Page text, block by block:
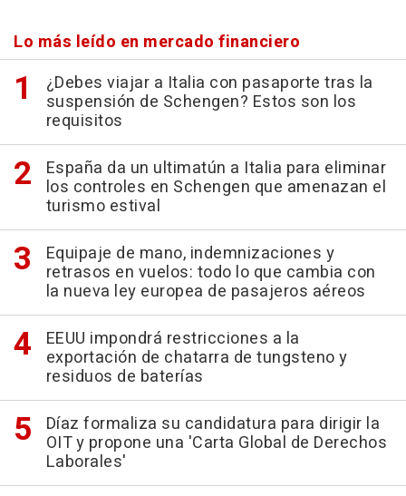
Lo más leído en mercado financiero
¿Debes viajar a Italia con pasaporte tras la
suspensión de Schengen? Estos son los
requisitos
España da un ultimatún a Italia para eliminar
los controles en Schengen que amenazan el
turismo estival
Equipaje de mano, indemnizaciones y
retrasos en vuelos: todo lo que cambia con
la nueva ley europea de pasajeros aéreos
EEUU impondrá restricciones a la
exportación de chatarra de tungsteno y
residuos de baterías
Díaz formaliza su candidatura para dirigir la
OIT y propone una 'Carta Global de Derechos
Laborales'